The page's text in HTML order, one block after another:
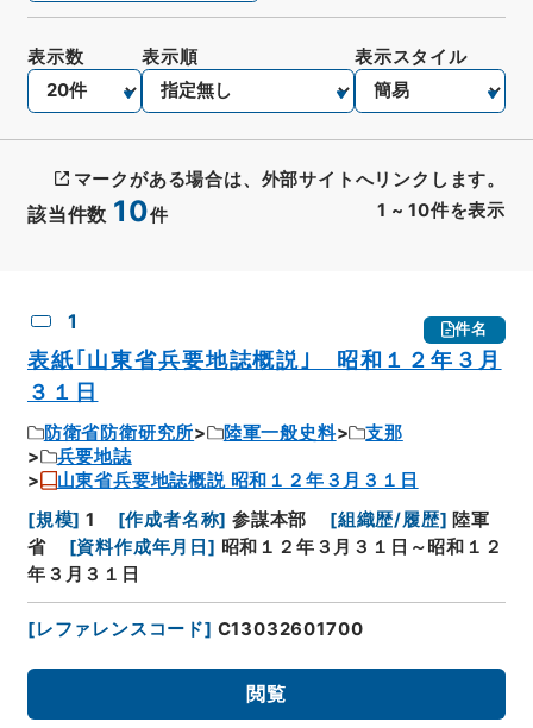
該当件数 10件 1 ~ 10件を表示
表示数 表示順 表示スタイル
マークがある場合は、外部サイトへリンクします。
1 件名
表紙｢山東省兵要地誌概説｣ 昭和１２年３月
３１日
防衛省防衛研究所 陸軍一般史料
支那
兵要地誌
山東省兵要地誌概説 昭和１２年３月３１日
[規模] 1 [作成者名称] 参謀本部 [組織歴/履歴] 陸軍
省
[資料作成年月日 ] 昭和１２年３月３１日～昭和１２
年３月３１日
[レファレンスコード] C13032601700
閲覧